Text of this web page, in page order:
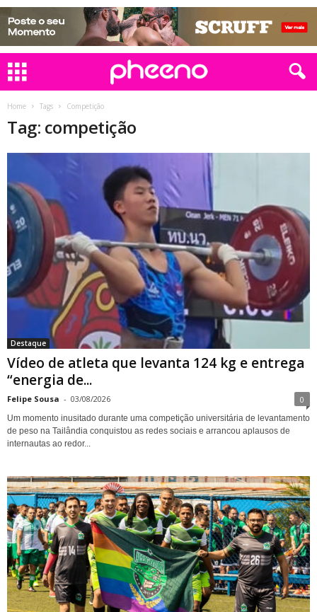
Home Tags Competição
Tag: competição
Destaque
Vídeo de atleta que levanta 124 kg e entrega
“energia de...
Felipe Sousa - 03/08/2026 0
Um momento inusitado durante uma competição universitária de levantamento
de peso na Tailândia conquistou as redes sociais e arrancou aplausos de
internautas ao redor...